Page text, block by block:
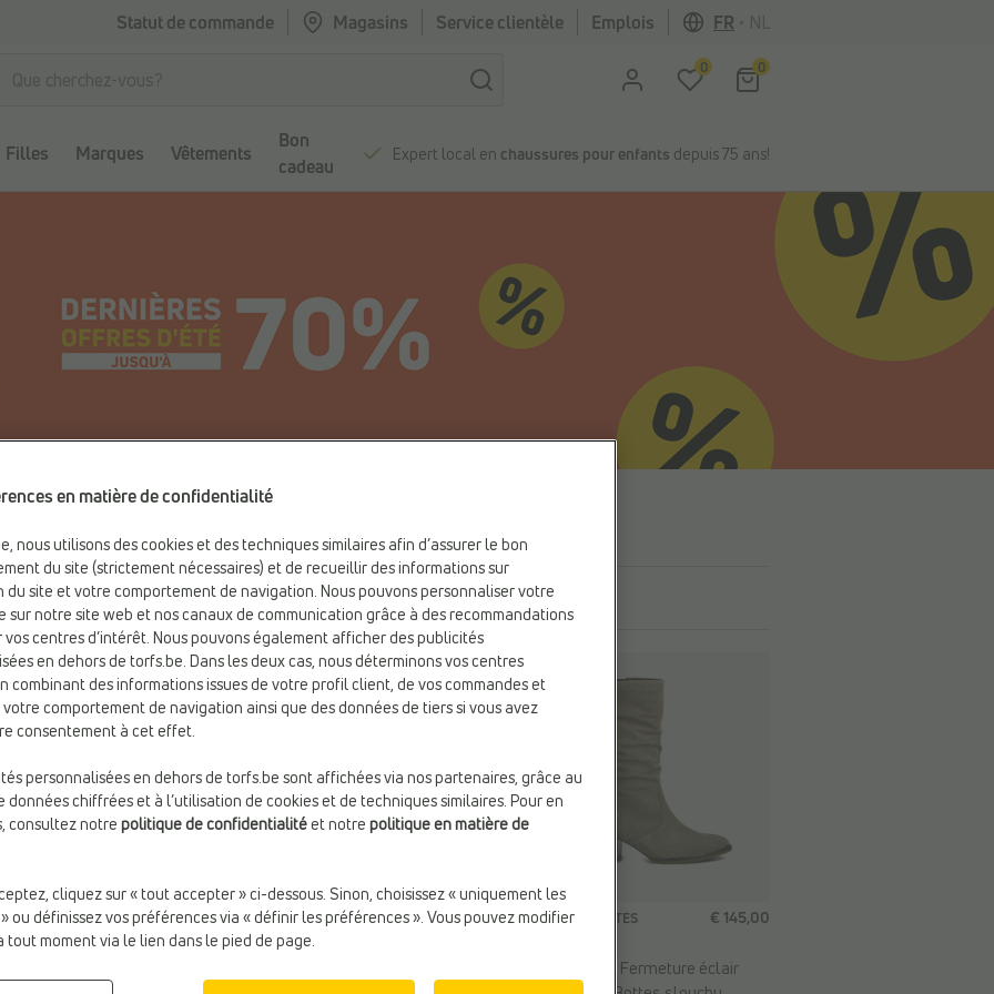
Statut de commande Magasins Service clientèle Emplois FR
0 0
Filles Marques Vêtements
Bon
cadeau
Expert local en chaussures pour enfants depuis 75 ans!
COURTES
€ 180,00
-30%
BOTTES HAUTES
Poelman
€ 89,99
BOTTES HAUTES
€ 145,00
Fermeture éclair
en matière de confidentialité
nous utilisons des cookies et des techniques similaires afin d’assurer le bon
du site (strictement nécessaires) et de recueillir des informations sur
du site et votre comportement de navigation. Nous pouvons personnaliser votre
sur notre site web et nos canaux de communication grâce à des recommandations
vos centres d’intérêt. Nous pouvons également afficher des publicités
en dehors de torfs.be. Dans les deux cas, nous déterminons vos centres
combinant des informations issues de votre profil client, de vos commandes et
comportement de navigation ainsi que des données de tiers si vous avez
consentement à cet effet.
personnalisées en dehors de torfs.be sont affichées via nos partenaires, grâce au
données chiffrées et à l’utilisation de cookies et de techniques similaires. Pour en
consultez notre politique de confidentialitéet notre politique en matière de
cliquez sur « tout accepter » ci-dessous. Sinon, choisissez « uniquement les
ou définissez vos préférences via « définir les préférences ». Vous pouvez modifier
tout moment via le lien dans le pied de page.